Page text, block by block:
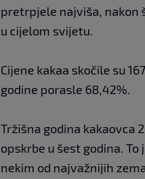
pretrpjele najviša, nakon
u cijelom svijetu.
Cijene kakaa skočile su
godine porasle 68,42%.
Tržišna godina kakaovca
opskrbe u šest godina.
nekim od najvažnijih